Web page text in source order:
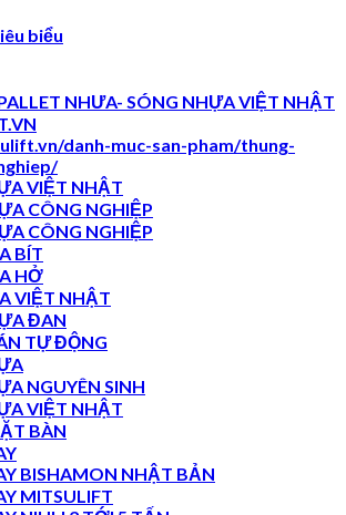
biểu
NHƯA- SÓNG NHỰA VIỆT NHẬT
danh-muc-san-pham/thung-
VIỆT NHẬT
CÔNG NGHIỆP
CÔNG NGHIỆP
BÍT
HỞ
VIỆT NHẬT
ĐAN
TỰ ĐỘNG
NGUYÊN SINH
VIỆT NHẬT
BÀN
BISHAMON NHẬT BẢN
MITSULIFT